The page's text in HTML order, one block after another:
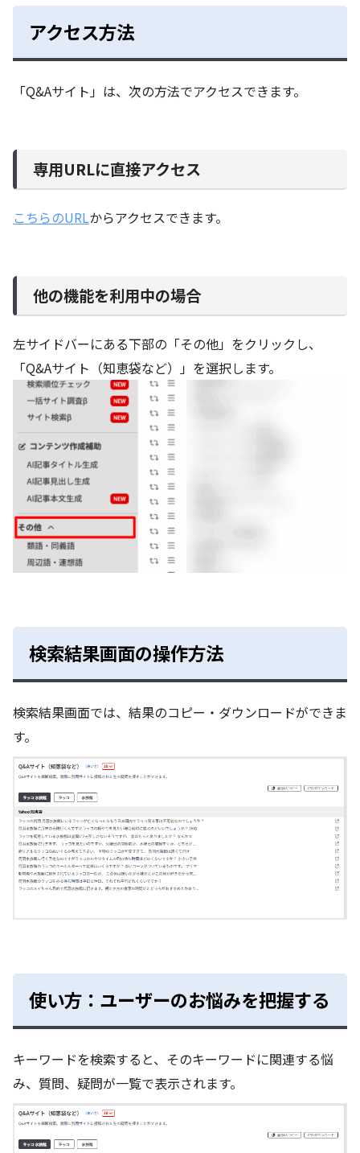
アクセス方法
「Q&Aサイト」は、次の方法でアクセスできます。
専用URLに直接アクセス
こちらのURLからアクセスできます。
他の機能を利用中の場合
左サイドバーにある下部の「その他」をクリックし、
「Q&Aサイト（知恵袋など）」を選択します。
検索結果画面の操作方法
検索結果画面では、結果のコピー・ダウンロードができま
す。
使い方：ユーザーのお悩みを把握する
キーワードを検索すると、そのキーワードに関連する悩
み、質問、疑問が一覧で表示されます。